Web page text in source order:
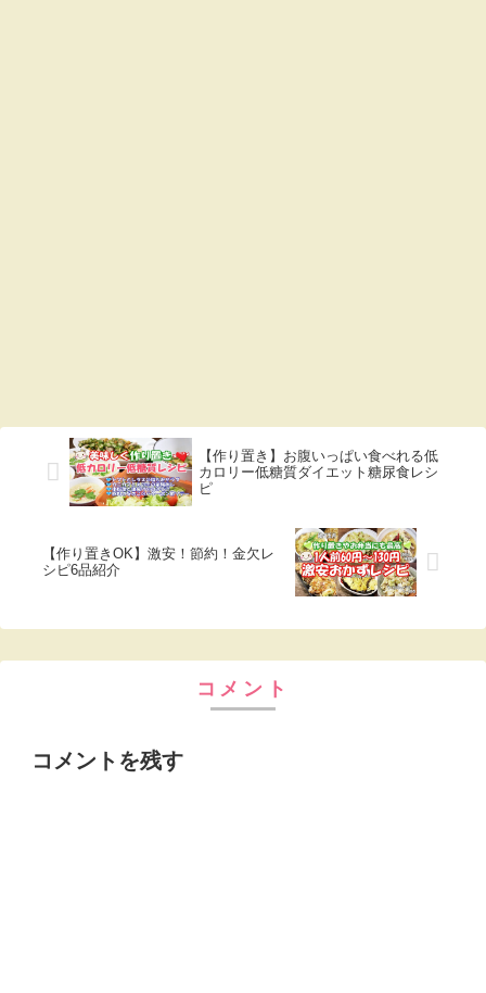
【作り置き】お腹いっぱい食べれる低
カロリー低糖質ダイエット糖尿食レシ
ピ
【作り置きOK】激安！節約！金欠レ
シピ6品紹介
コメント
コメントを残す